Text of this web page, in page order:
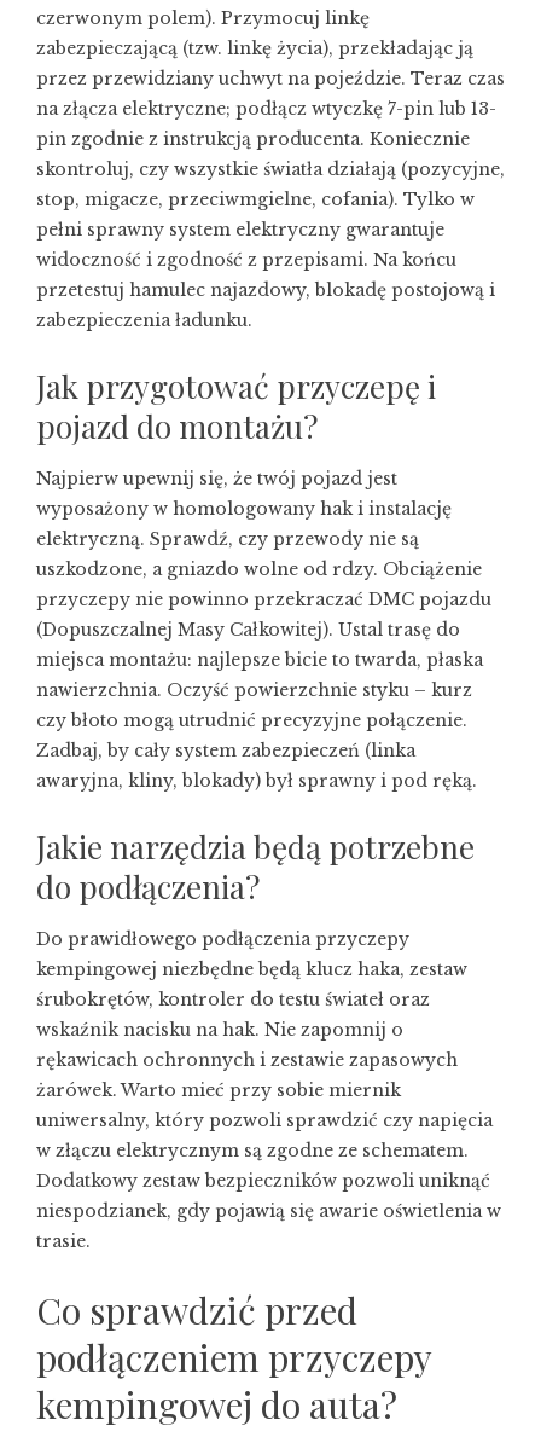
czerwonym polem). Przymocuj linkę
zabezpieczającą (tzw. linkę życia), przekładając ją
przez przewidziany uchwyt na pojeździe. Teraz czas
na złącza elektryczne; podłącz wtyczkę 7-pin lub 13-
pin zgodnie z instrukcją producenta. Koniecznie
skontroluj, czy wszystkie światła działają (pozycyjne,
stop, migacze, przeciwmgielne, cofania). Tylko w
pełni sprawny system elektryczny gwarantuje
widoczność i zgodność z przepisami. Na końcu
przetestuj hamulec najazdowy, blokadę postojową i
zabezpieczenia ładunku.
Jak przygotować przyczepę i
pojazd do montażu?
Najpierw upewnij się, że twój pojazd jest
wyposażony w homologowany hak i instalację
elektryczną. Sprawdź, czy przewody nie są
uszkodzone, a gniazdo wolne od rdzy. Obciążenie
przyczepy nie powinno przekraczać DMC pojazdu
(Dopuszczalnej Masy Całkowitej). Ustal trasę do
miejsca montażu: najlepsze bicie to twarda, płaska
nawierzchnia. Oczyść powierzchnie styku – kurz
czy błoto mogą utrudnić precyzyjne połączenie.
Zadbaj, by cały system zabezpieczeń (linka
awaryjna, kliny, blokady) był sprawny i pod ręką.
Jakie narzędzia będą potrzebne
do podłączenia?
Do prawidłowego podłączenia przyczepy
kempingowej niezbędne będą klucz haka, zestaw
śrubokrętów, kontroler do testu świateł oraz
wskaźnik nacisku na hak. Nie zapomnij o
rękawicach ochronnych i zestawie zapasowych
żarówek. Warto mieć przy sobie miernik
uniwersalny, który pozwoli sprawdzić czy napięcia
w złączu elektrycznym są zgodne ze schematem.
Dodatkowy zestaw bezpieczników pozwoli uniknąć
niespodzianek, gdy pojawią się awarie oświetlenia w
trasie.
Co sprawdzić przed
podłączeniem przyczepy
kempingowej do auta?